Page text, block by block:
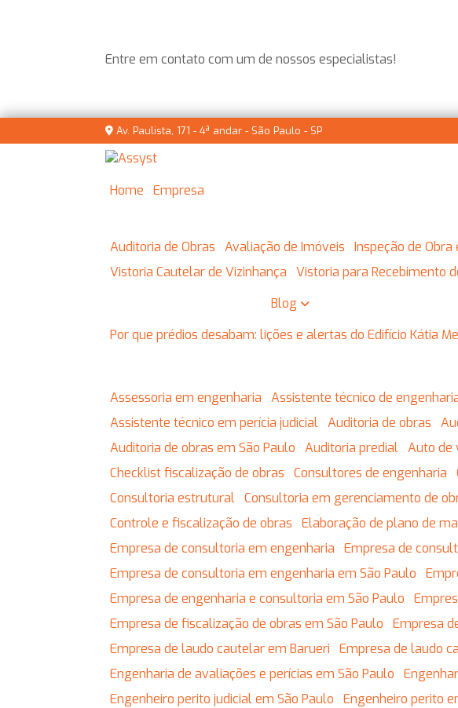
Entre em contato com um de nossos especialistas!
Av. Paulista, 171 - 4ª andar - São Paulo - SP
Home
Empresa
Auditoria de Obras
Avaliação de Imóveis Inspeção de
Vistoria Cautelar de Vizinhança
Vistoria para Recebimento
Blog
Por que prédios desabam: lições e alertas do Edifício Kátia
Assessoria em engenharia Assistente técnico de
Assistente técnico em perícia judicial
Auditoria de obras
Auditoria de obras em São Paulo
Auditoria predial Auto
Checklist fiscalização de obras
Consultores de engenharia
Consultoria estrutural
Consultoria em gerenciamento de
Controle e fiscalização de obras
Elaboração de plano de
Empresa de consultoria em engenharia
Empresa de
Empresa de consultoria em engenharia em São Paulo
Empresa de engenharia e consultoria em São Paulo
Empresa de fiscalização de obras em São Paulo
Empresa
Empresa de laudo cautelar em Barueri
Empresa de laudo
Engenharia de avaliações e perícias em São Paulo
Engenheiro perito judicial em São Paulo
Engenheiro perito